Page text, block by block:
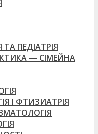
ПЕДІАТРІЯ
— СІМЕЙНА
І ФТИЗИАТРІЯ